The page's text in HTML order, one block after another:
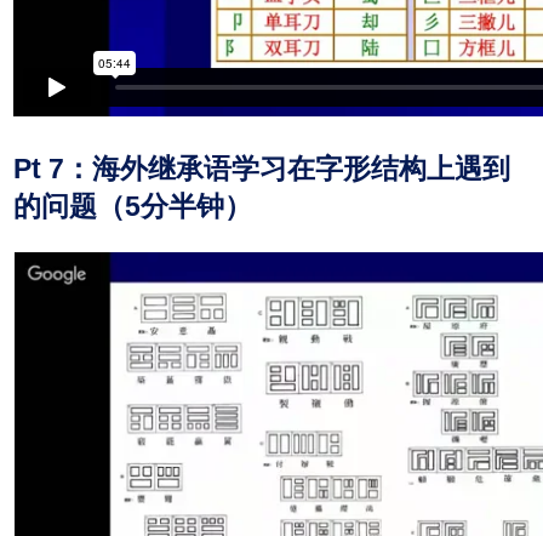
Pt 7：海外继承语学习在字形结构上遇到
的问题（5分半钟）